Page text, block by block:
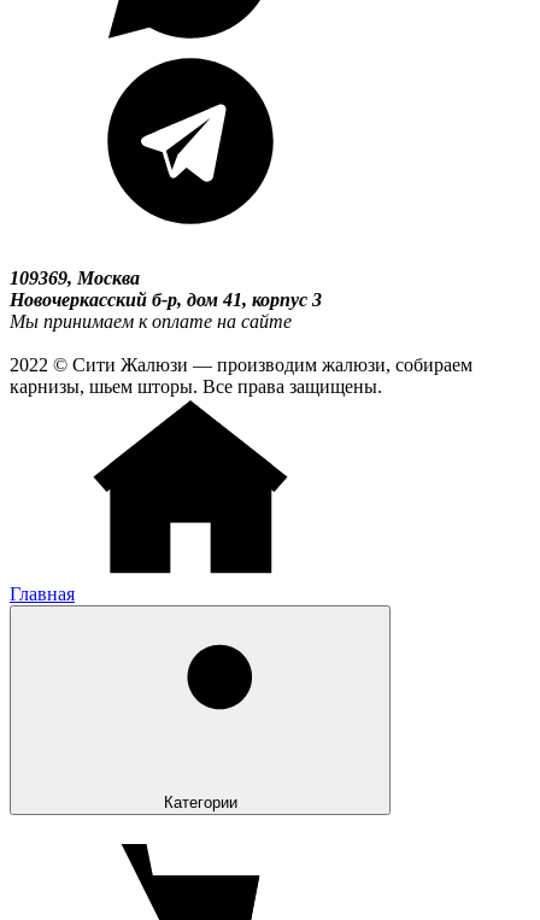
109369, Москва
Новочеркасский б-р, дом 41, корпус 3
Мы принимаем к оплате на сайте
2022 © Сити Жалюзи — производим жалюзи, собираем
карнизы, шьем шторы. Все права защищены.
Главная
Категории